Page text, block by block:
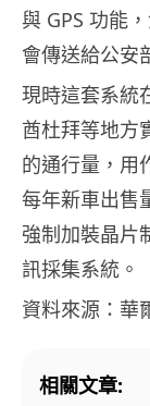
與 GPS 功能
會傳送給公安
現時這套系統
酋杜拜等地方
的通行量，用
每年新車出售
強制加裝晶片
訊採集系統。
資料來源：華
相關文章: